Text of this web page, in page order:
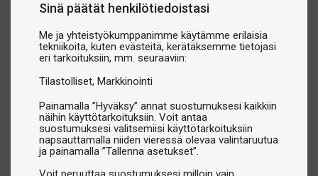
Sinä päätät henkilötiedoistasi
Me ja yhteistyökumppanimme käytämme erilaisia
tekniikoita, kuten evästeitä, kerätäksemme tietojasi
eri tarkoituksiin, mm. seuraaviin:
Tilastolliset Markkinointi
Painamalla ”Hyväksy” annat suostumuksesi kaikkiin
näihin käyttötarkoituksiin. Voit antaa
suostumuksesi valitsemiisi käyttötarkoituksiin
napsauttamalla niiden vieressä olevaa valintaruutua
ja painamalla ”Tallenna asetukset”.
kilpailuja:
hallinnassa.
Pöytäsuojapeitteet:Suojaavat pöytää pölyltä, lialta ja
kulumiselta silloin, kun sitä ei käytetä.
aikana.
Tuomarin tulostaulut:Täydelliset kilpailuihin ja
järjestettyihin otteluihin.